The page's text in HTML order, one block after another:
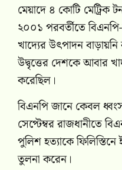
মেয়াদে ৪ কোটি মেট্রিক
২০০১ পরবর্তীতে
খাদ্যের উৎপাদন
উদ্বৃত্তের দেশকে আবার
করেছিল।
বিএনপি জানে কেবল
সেপ্টেম্বর রাজধানীতে
পুলিশ হত্যাকে
তুলনা করেন।